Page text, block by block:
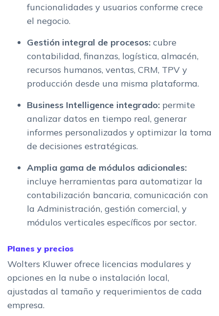
funcionalidades y usuarios conforme crece
el negocio.
Gestión integral de procesos: cubre
contabilidad, finanzas, logística, almacén,
recursos humanos, ventas, CRM, TPV y
producción desde una misma plataforma.
Business Intelligence integrado: permite
analizar datos en tiempo real, generar
informes personalizados y optimizar la toma
de decisiones estratégicas.
Amplia gama de módulos adicionales:
incluye herramientas para automatizar la
contabilización bancaria, comunicación con
la Administración, gestión comercial, y
módulos verticales específicos por sector.
Planes y precios
Wolters Kluwer ofrece licencias modulares y
opciones en la nube o instalación local,
ajustadas al tamaño y requerimientos de cada
empresa.